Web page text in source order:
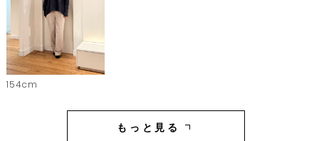
154cm
もっと見る